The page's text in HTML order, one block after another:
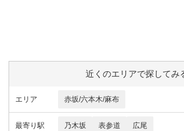
近くのエリアで探してみ
エリア 赤坂/六本木/麻布
最寄り駅 乃木坂 表参道 広尾